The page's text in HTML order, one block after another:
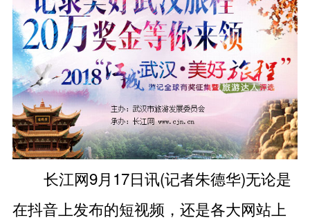
长江网9月17日讯(记者朱德华)无论是
在抖音上发布的短视频，还是各大网站上